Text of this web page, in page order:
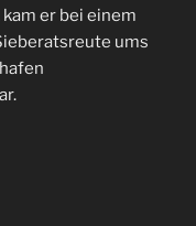
er bei einem
ums